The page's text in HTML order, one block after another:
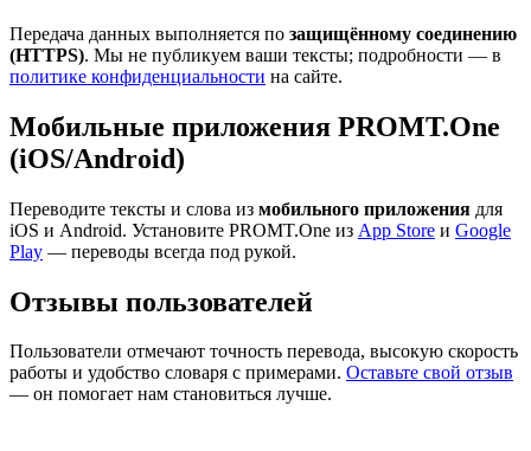
Передача данных выполняется по защищённому соединению
(HTTPS). Мы не публикуем ваши тексты; подробности — в
политике конфиденциальности на сайте.
Мобильные приложения PROMT.One
(iOS/Android)
Переводите тексты и слова из мобильного приложения для
iOS и Android. Установите PROMT.One из App Store и Google
Play — переводы всегда под рукой.
Отзывы пользователей
Пользователи отмечают точность перевода, высокую скорость
работы и удобство словаря с примерами. Оставьте свой отзыв
— он помогает нам становиться лучше.